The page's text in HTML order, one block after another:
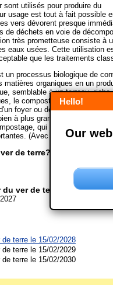
sont utilisés pour produire du
usage est tout à fait possible
vers dévorent presque
de déchets en voie de
très prometteuse consiste à
eaux usées. Cette utilisation
que les traitements
un processus biologique de
matières organiques en un
semblable à un terreau, riche
le compost1. Le compostage
foyer ou de quelques foyers,
à plus grande échelle sur des
qui traitent des
(Avec materiél de la
de terre?
ver de terre?
terre le 15/02/2028
terre le 15/02/2029
terre le 15/02/2030
Hello!
Our